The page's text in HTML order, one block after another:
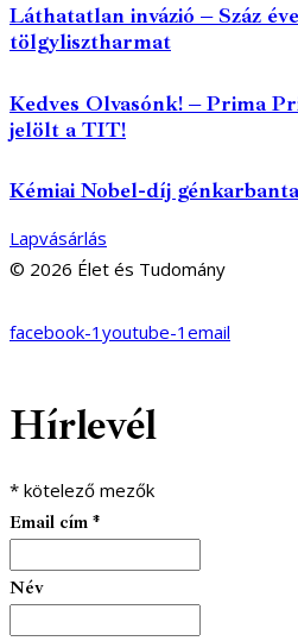
Láthatatlan invázió – Száz
tölgylisztharmat
Kedves Olvasónk! – Prima
jelölt a TIT!
Kémiai Nobel-díj
Lapvásárlás
© 2026 Élet és Tudomány
facebook-1 youtube-1 email
Hírlevél
* kötelező mezők
Email cím *
Név